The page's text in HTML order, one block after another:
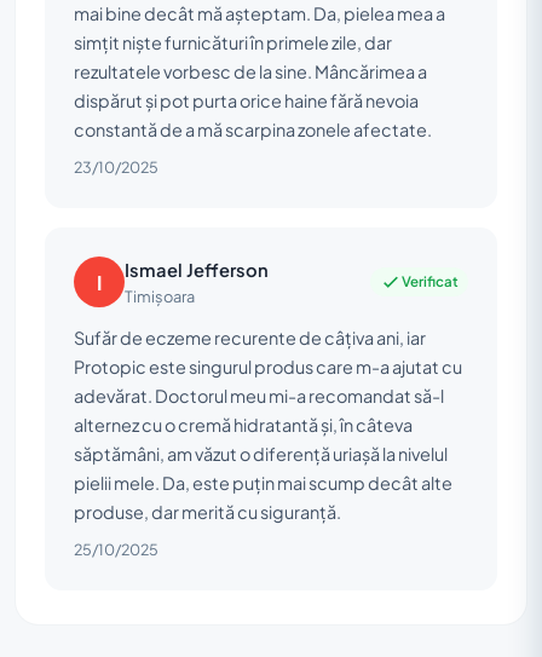
mai bine decât mă așteptam. Da, pielea mea a
simțit niște furnicături în primele zile, dar
rezultatele vorbesc de la sine. Mâncărimea a
dispărut și pot purta orice haine fără nevoia
constantă de a mă scarpina zonele afectate.
23/10/2025
I Ismael Jefferson
Timișoara
Verificat
Sufăr de eczeme recurente de câțiva ani, iar
Protopic este singurul produs care m-a ajutat cu
adevărat. Doctorul meu mi-a recomandat să-l
alternez cu o cremă hidratantă și, în câteva
săptămâni, am văzut o diferență uriașă la nivelul
pielii mele. Da, este puțin mai scump decât alte
produse, dar merită cu siguranță.
25/10/2025